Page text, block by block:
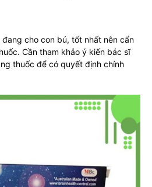
cho con bú, tốt nhất nên cẩn
Cần tham khảo ý kiến bác sĩ
thuốc để có quyết định chính